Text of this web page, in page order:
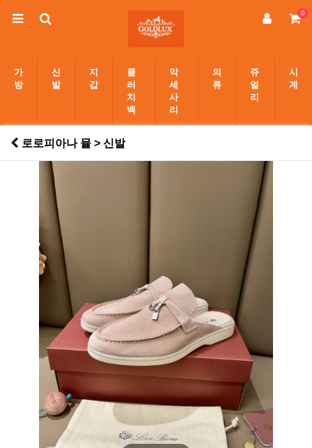
0
가
방
신
발
지
갑
클
러
치
백
악
세
사
리
의
류
쥬
얼
리
시
계
로로피아나 뮬 > 신발